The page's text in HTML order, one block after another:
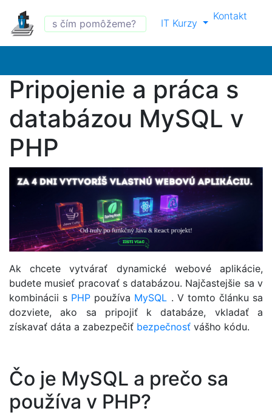
IT Kurzy
Kontakt
Pripojenie a práca s
databázou MySQL v
PHP
Ak chcete vytvárať dynamické webové aplikácie,
budete musieť pracovať s databázou. Najčastejšie sa v
kombinácii s PHP používa MySQL . V tomto článku sa
dozviete, ako sa pripojiť k databáze, vkladať a
získavať dáta a zabezpečiť bezpečnosť vášho kódu.
Čo je MySQL a prečo sa
používa v PHP?